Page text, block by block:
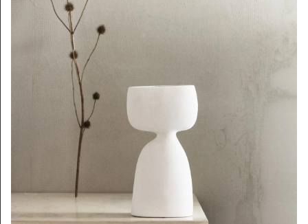
Varumärken
Outlet